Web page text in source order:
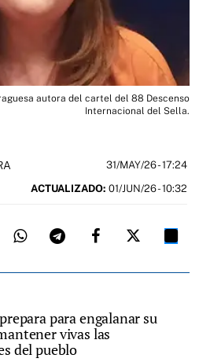
autora del cartel del 88 Descenso
Internacional del Sella.
31/MAY/26- 17:24
ACTUALIZADO: 01/JUN/26 - 10:32
para engalanar su
vivas las
del pueblo